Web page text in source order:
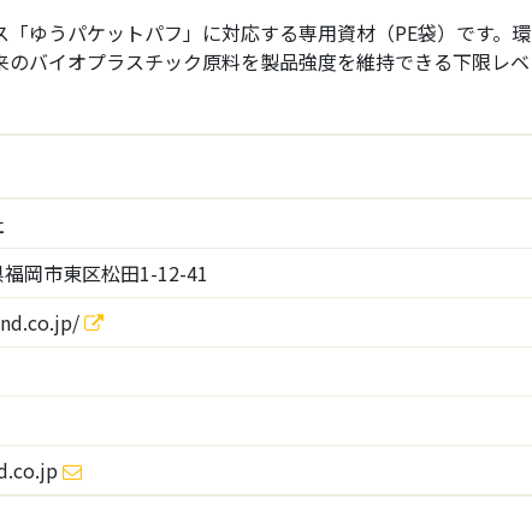
ゆうパケットパフ」に対応する専用資材（PE袋）です。環
バイオプラスチック原料を製品強度を維持できる下限レベ
岡市東区松田1-12-41